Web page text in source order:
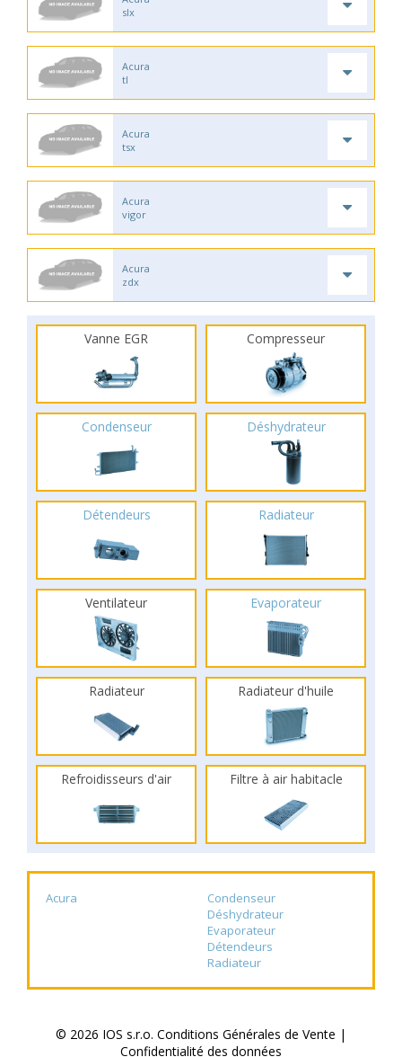
slx
Acura
tl
Acura
tsx
Acura
vigor
Acura
zdx
Vanne EGR Compresseur
Condenseur Déshydrateur
Détendeurs Radiateur
Ventilateur Evaporateur
Radiateur Radiateur d'huile
Refroidisseurs d'air Filtre à air habitacle
Acura
Condenseur
Déshydrateur
Evaporateur
Détendeurs
Radiateur
© 2026 IOS s.r.o. Conditions Générales de Vente |
Confidentialité des données